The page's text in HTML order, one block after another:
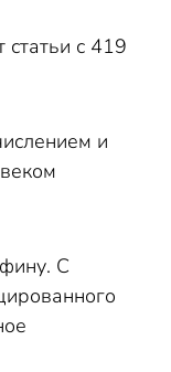
статьи с 419
и
С